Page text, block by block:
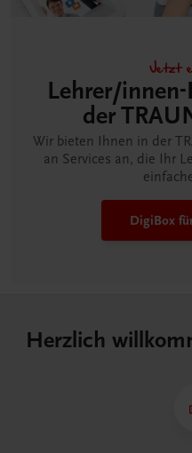
Jetzt
Lehrer/
der
Wir bieten Ihnen in der
an Services an, die Ihr
DigiBox
Herzlich